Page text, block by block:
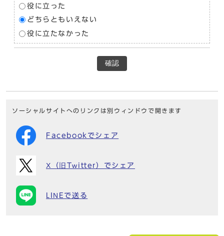
役に立った
どちらともいえない
役に立たなかった
確認
ソーシャルサイトへのリンクは別ウィンドウで開きます
Facebookでシェア
X（旧Twitter）でシェア
LINEで送る